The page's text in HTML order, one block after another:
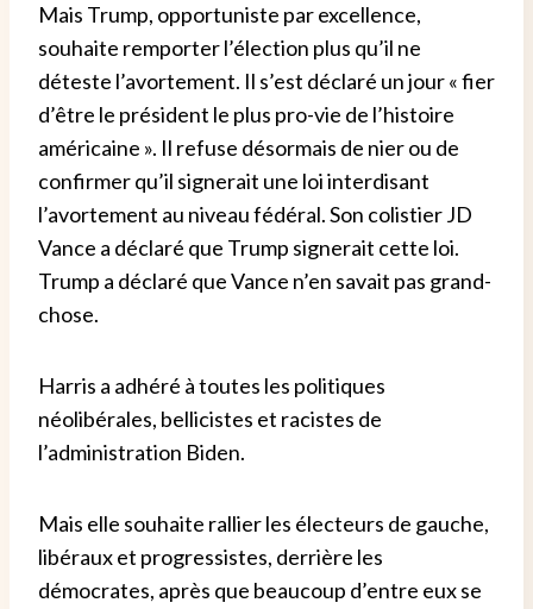
Mais Trump, opportuniste par excellence,
souhaite remporter l’élection plus qu’il ne
déteste l’avortement. Il s’est déclaré un jour « fier
d’être le président le plus pro-vie de l’histoire
américaine ». Il refuse désormais de nier ou de
confirmer qu’il signerait une loi interdisant
l’avortement au niveau fédéral. Son colistier JD
Vance a déclaré que Trump signerait cette loi.
Trump a déclaré que Vance n’en savait pas grand-
chose.
Harris a adhéré à toutes les politiques
néolibérales, bellicistes et racistes de
l’administration Biden.
Mais elle souhaite rallier les électeurs de gauche,
libéraux et progressistes, derrière les
démocrates, après que beaucoup d’entre eux se